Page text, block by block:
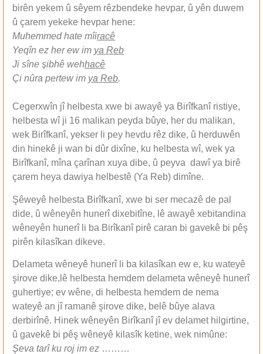
birên yekem û sêyem rêzbendeke hevpar, û yên duwem
û çarem yekeke hevpar hene:
Muhemmed hate mîiracê
Yeqîn ez her ew im ya Reb
Ji sîne şibhê wehhacê
Çi nûra pertew im ya Reb.
Cegerxwîn jî helbesta xwe bi awayê ya Birîfkanî ristiye,
helbesta wî ji 16 malikan peyda bûye, her du malikan,
wek Birîfkanî, yekser li pey hevdu rêz dike, û herduwên
din hinekê ji wan bi dûr dixîne, ku helbesta wî, wek ya
Birîfkanî, mîna çarînan xuya dibe, û peyva dawî ya birê
çarem heya dawiya helbestê (Ya Reb) dimîne.
Şêweyê helbesta Birîfkanî, xwe bi ser mecazê de pal
dide, û wêneyên hunerî dixebitîne, lê awayê xebitandina
wêneyên hunerî li ba Birîkanî pirê caran bi gavekê bi pêş
pirên kilasîkan dikeve.
Delameta wêneyê hunerî li ba kilasîkan ew e, ku wateyê
şirove dike,lê helbesta hemdem delameta wêneyê hunerî
guhertiye; ev wêne, di helbesta hemdem de nema
wateyê an jî ramanê şirove dike, belê bûye alava
derbirînê. Hinek wêneyên Birîkanî jî ev delamet hilgirtine,
û gavekê bi pêş wêneyê kilasîk ketine, wek nimûne:
Şeva tarî ku roj im ez ………